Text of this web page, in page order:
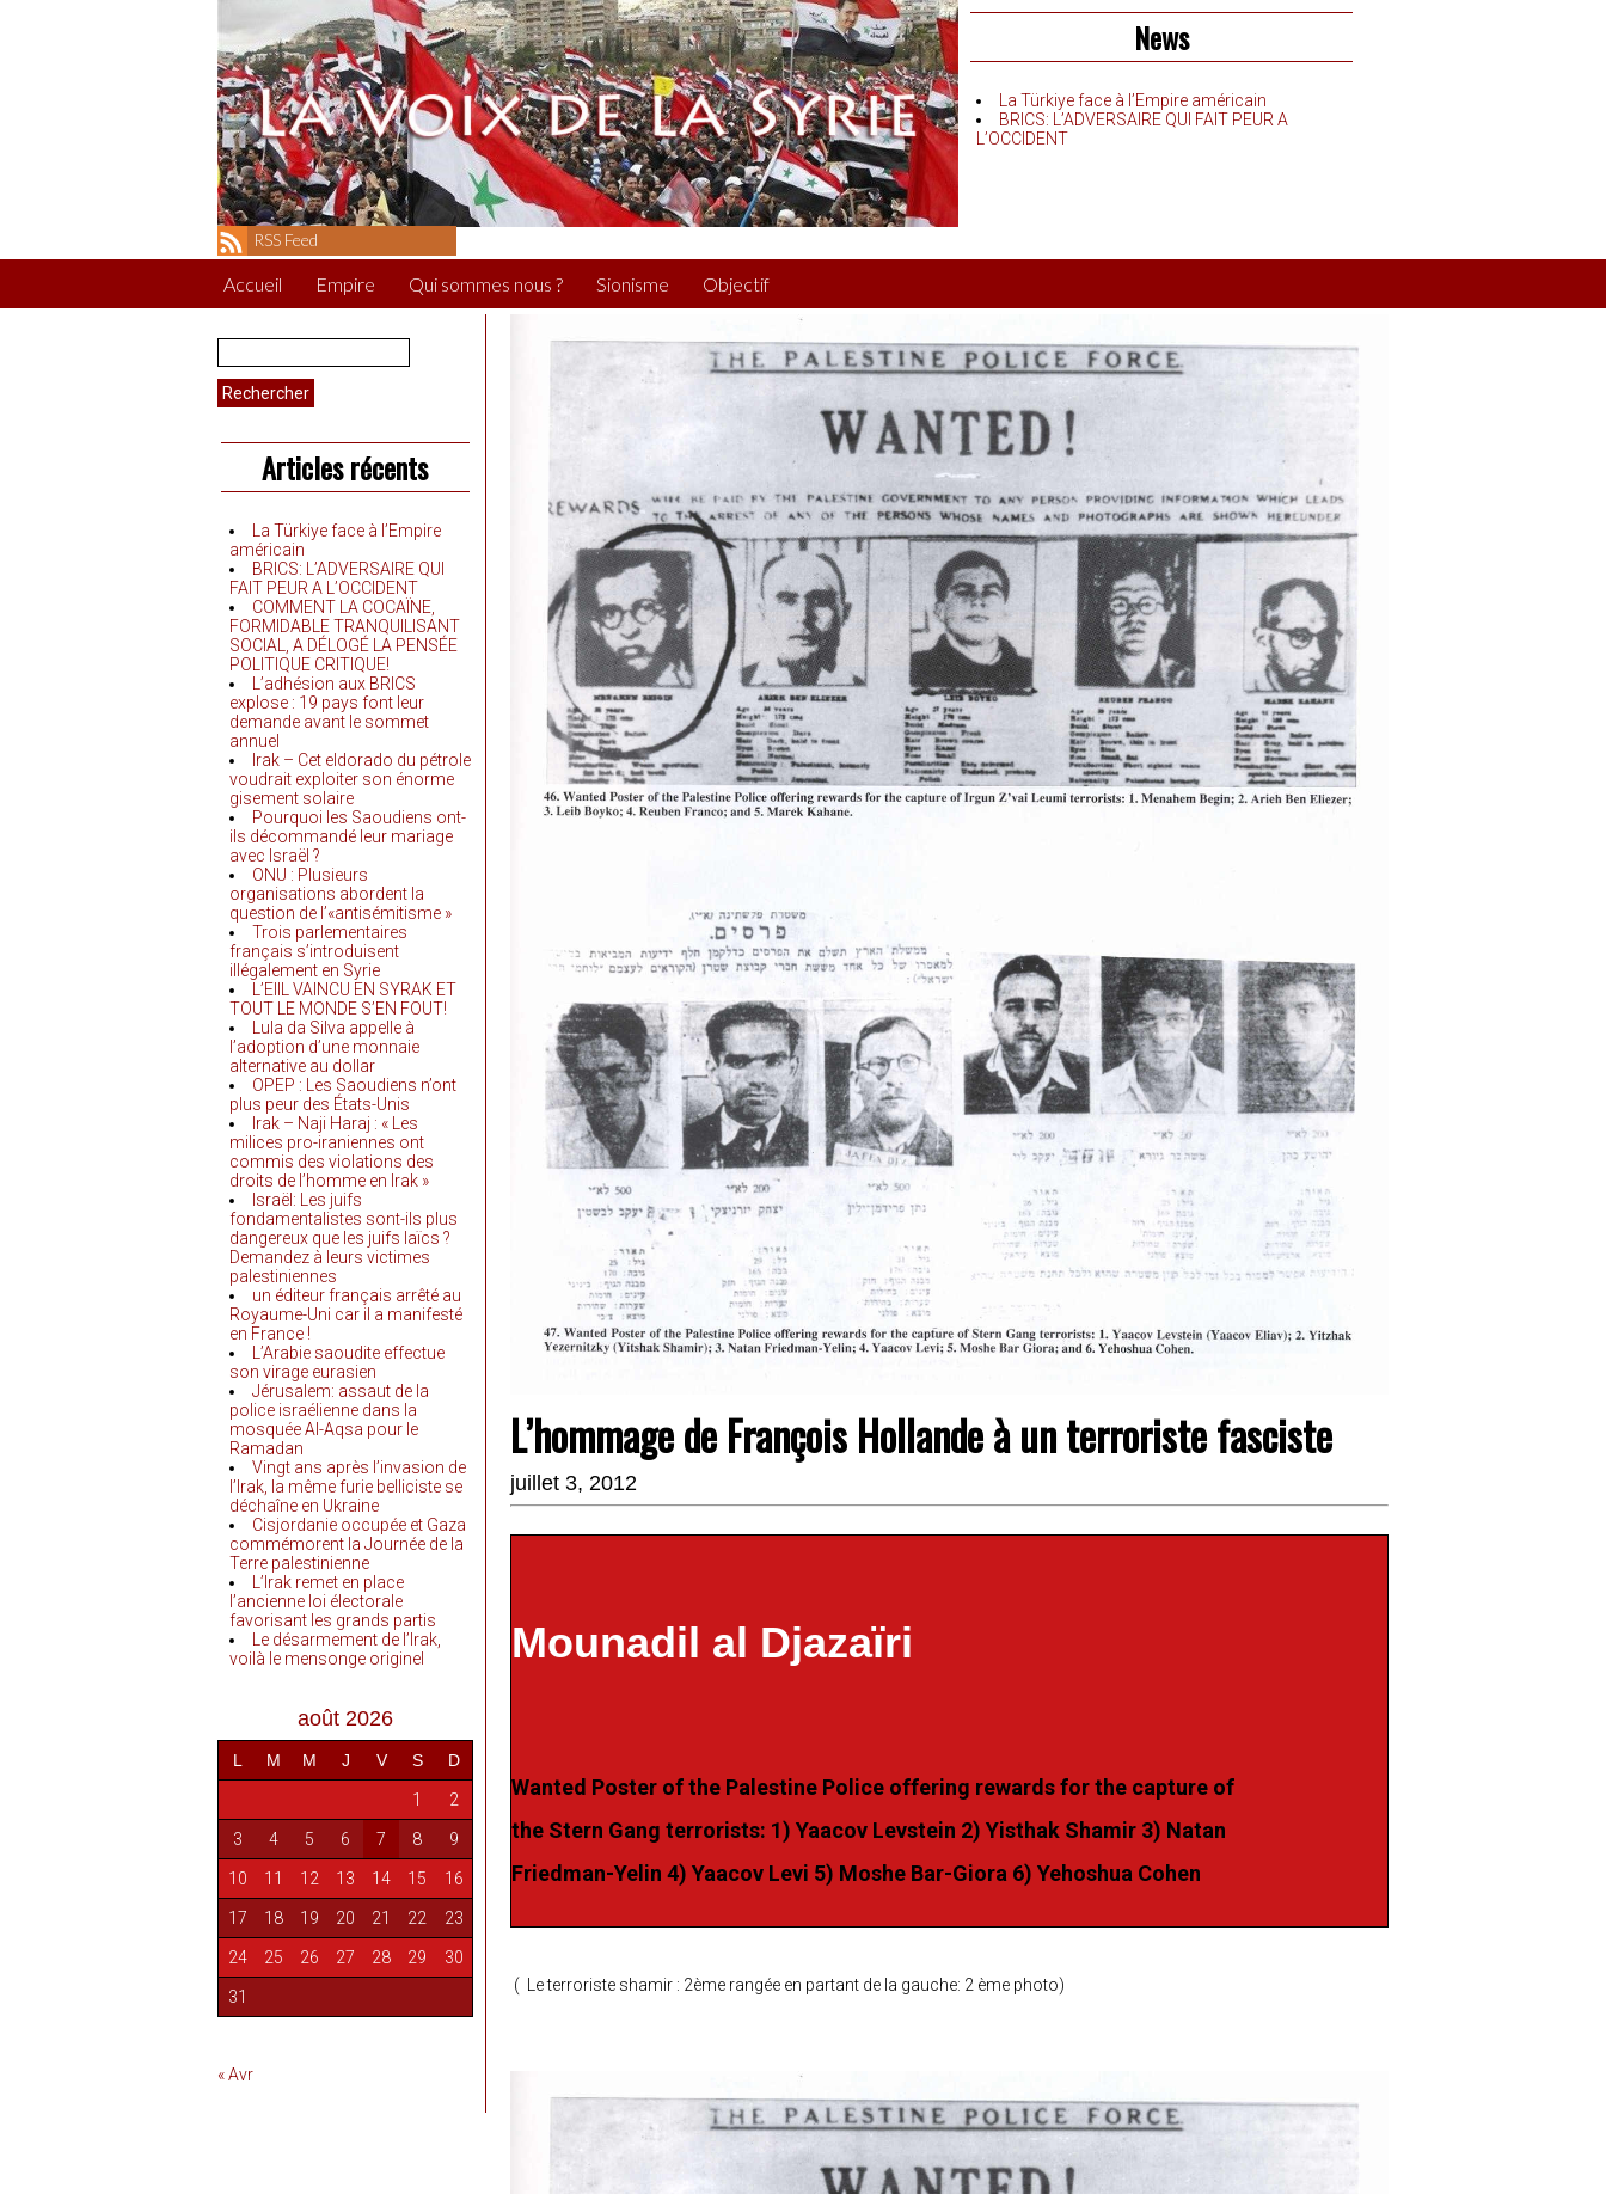
News
La Türkiye face à l’Empire américain
BRICS: L’ADVERSAIRE QUI FAIT PEUR A
L’OCCIDENT
RSS Feed
Accueil Empire Qui sommes nous ? Sionisme Objectif
Rechercher :
Articles récents
La Türkiye face à l’Empire
américain
BRICS: L’ADVERSAIRE QUI
FAIT PEUR A L’OCCIDENT
COMMENT LA COCAÏNE,
FORMIDABLE TRANQUILISANT
SOCIAL, A DÉLOGÉ LA PENSÉE
POLITIQUE CRITIQUE!
L’adhésion aux BRICS
explose : 19 pays font leur
demande avant le sommet
annuel
Irak – Cet eldorado du pétrole
voudrait exploiter son énorme
gisement solaire
Pourquoi les Saoudiens ont-
ils décommandé leur mariage
avec Israël ?
ONU : Plusieurs
organisations abordent la
question de l’«antisémitisme »
Trois parlementaires
français s’introduisent
illégalement en Syrie
L’EIIL VAINCU EN SYRAK ET
TOUT LE MONDE S’EN FOUT!
Lula da Silva appelle à
l’adoption d’une monnaie
alternative au dollar
OPEP : Les Saoudiens n’ont
plus peur des États-Unis
Irak – Naji Haraj : « Les
milices pro-iraniennes ont
commis des violations des
droits de l’homme en Irak »
Israël: Les juifs
fondamentalistes sont-ils plus
dangereux que les juifs laïcs ?
Demandez à leurs victimes
palestiniennes
un éditeur français arrêté au
Royaume-Uni car il a manifesté
en France !
L’Arabie saoudite effectue
son virage eurasien
Jérusalem: assaut de la
police israélienne dans la
mosquée Al-Aqsa pour le
Ramadan
Vingt ans après l’invasion de
l’Irak, la même furie belliciste se
déchaîne en Ukraine
Cisjordanie occupée et Gaza
commémorent la Journée de la
Terre palestinienne
L’Irak remet en place
l’ancienne loi électorale
favorisant les grands partis
Le désarmement de l’Irak,
voilà le mensonge originel
août 2026
L M M J V S D
1 2
3 4 5 6 7 8 9
10 11 12 13 14 15 16
17 18 19 20 21 22 23
24 25 26 27 28 29 30
31
« Avr
L’hommage de François Hollande à un terroriste fasciste
juillet 3, 2012
Mounadil al Djazaïri
Wanted Poster of the Palestine Police offering rewards for the capture of
the Stern Gang terrorists: 1) Yaacov Levstein 2) Yisthak Shamir 3) Natan
Friedman-Yelin 4) Yaacov Levi 5) Moshe Bar-Giora 6) Yehoshua Cohen
( Le terroriste shamir : 2ème rangée en partant de la gauche: 2 ème photo)